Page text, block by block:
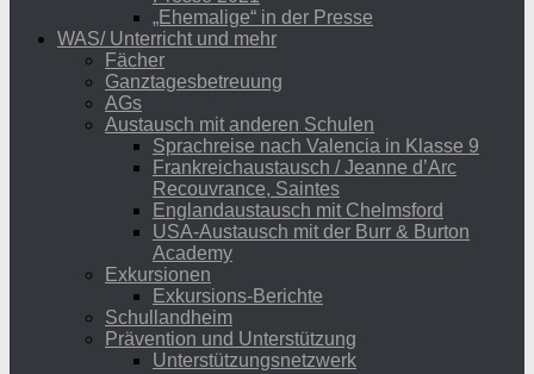
„Ehemalige“ in der Presse
WAS/ Unterricht und mehr
Fächer
Ganztagesbetreuung
AGs
Austausch mit anderen Schulen
Sprachreise nach Valencia in Klasse 9
Frankreichaustausch / Jeanne d’Arc
Recouvrance, Saintes
Englandaustausch mit Chelmsford
USA-Austausch mit der Burr & Burton
Academy
Exkursionen
Exkursions-Berichte
Schullandheim
Prävention und Unterstützung
Unterstützungsnetzwerk